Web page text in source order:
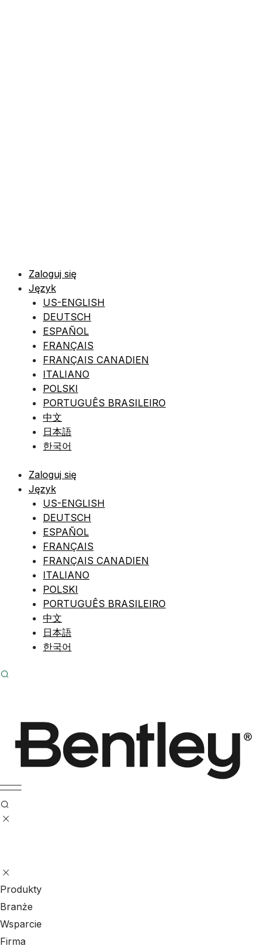
Zaloguj się
Język
US-ENGLISH
DEUTSCH
ESPAÑOL
FRANÇAIS
FRANÇAIS CANADIEN
ITALIANO
POLSKI
PORTUGUÊS BRASILEIRO
中文
日本語
한국어
Zaloguj się
Język
US-ENGLISH
DEUTSCH
ESPAÑOL
FRANÇAIS
FRANÇAIS CANADIEN
ITALIANO
POLSKI
PORTUGUÊS BRASILEIRO
中文
日本語
한국어
Produkty
Branże
Wsparcie
Firma